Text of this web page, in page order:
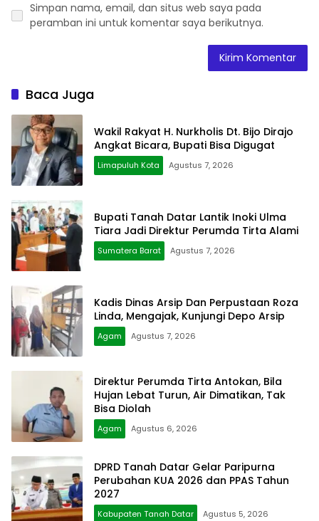
Simpan nama, email, dan situs web saya pada
peramban ini untuk komentar saya berikutnya.
Baca Juga
Wakil Rakyat H. Nurkholis Dt. Bijo Dirajo
Angkat Bicara, Bupati Bisa Digugat
Limapuluh Kota Agustus 7, 2026
Bupati Tanah Datar Lantik Inoki Ulma
Tiara Jadi Direktur Perumda Tirta Alami
Sumatera Barat Agustus 7, 2026
Kadis Dinas Arsip Dan Perpustaan Roza
Linda, Mengajak, Kunjungi Depo Arsip
Agam Agustus 7, 2026
Direktur Perumda Tirta Antokan, Bila
Hujan Lebat Turun, Air Dimatikan, Tak
Bisa Diolah
Agam Agustus 6, 2026
DPRD Tanah Datar Gelar Paripurna
Perubahan KUA 2026 dan PPAS Tahun
2027
Kabupaten Tanah Datar Agustus 5, 2026